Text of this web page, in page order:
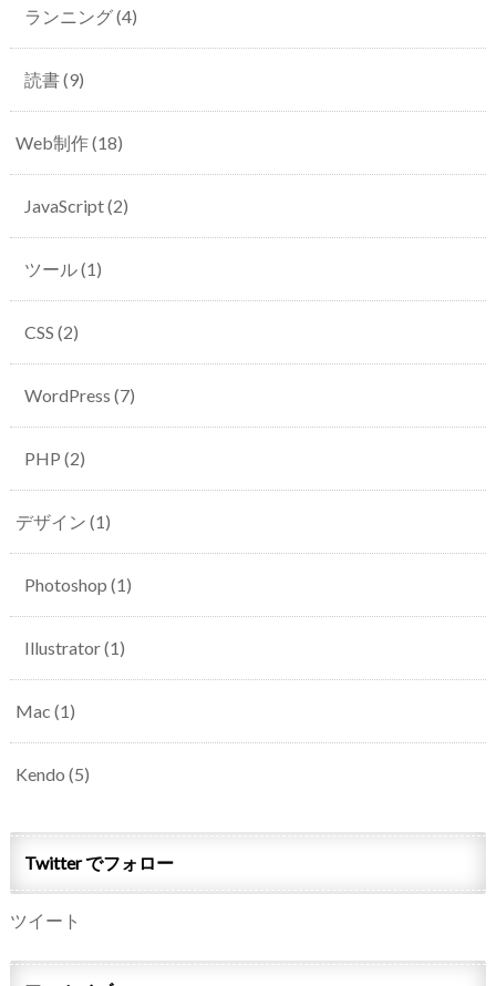
ランニング(4)
読書(9)
Web制作(18)
JavaScript(2)
ツール(1)
CSS (2)
WordPress (7)
PHP (2)
デザイン (1)
Photoshop (1)
Illustrator(1)
Mac (1)
Kendo (5)
Twitter でフォロー
ツイート